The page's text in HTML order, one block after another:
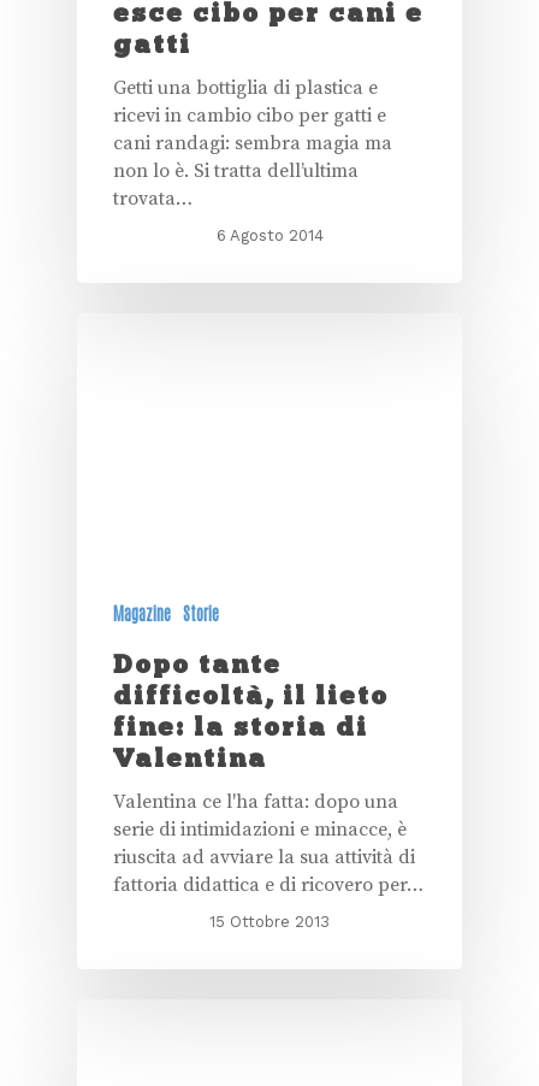
esce cibo per cani e
gatti
Getti una bottiglia di plastica e
ricevi in cambio cibo per gatti e
cani randagi: sembra magia ma
non lo è. Si tratta dell’ultima
trovata…
6 Agosto 2014
Magazine Storie
Dopo tante
difficoltà, il lieto
fine: la storia di
Valentina
Valentina ce l'ha fatta: dopo una
serie di intimidazioni e minacce, è
riuscita ad avviare la sua attività di
fattoria didattica e di ricovero per…
15 Ottobre 2013